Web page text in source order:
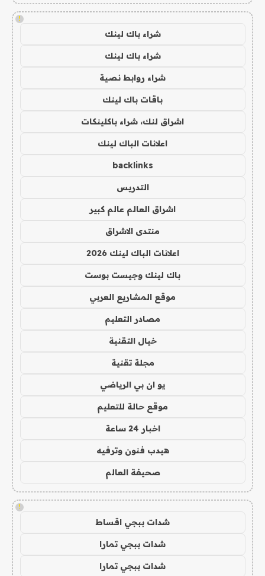
!
شراء باك لينك
شراء باك لينك
شراء روابط نصية
باقات باك لينك
اشراق لنك، شراء باكلينكات
اعلانات الباك لينك
backlinks
التدريس
اشراق العالم عالم كبير
منتدى الاشراق
اعلانات الباك لينك 2026
باك لينك وجيست بوست
موقع المشاريع العربي
مصادر التعليم
خيال التقنية
مجلة تقنية
يو ان بي الرياضي
موقع حالة للتعليم
اخبار 24 ساعة
هيدب فنون وترفيه
صحيفة العالم
!
شدات ببجي اقساط
شدات ببجي تمارا
شدات ببجي تمارا